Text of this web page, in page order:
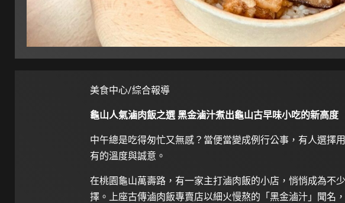
美食中心/綜合報導
龜山人氣滷肉飯之選 黑金滷汁煮出龜山古早味小吃的新高度
中午總是吃得匆忙又無感？當便當變成例行公事，有人選擇
有的溫度與誠意。
在桃園龜山萬壽路，有一家主打滷肉飯的小店，悄悄成為不
擇。上座古傳滷肉飯專賣店以細火慢熬的「黑金滷汁」聞名